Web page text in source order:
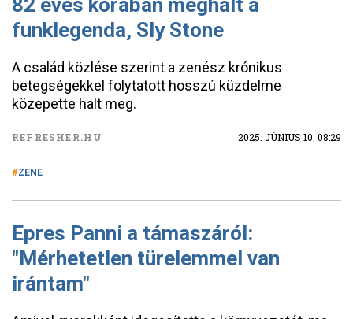
82 éves korában meghalt a
funklegenda, Sly Stone
A család közlése szerint a zenész krónikus
betegségekkel folytatott hosszú küzdelme
közepette halt meg.
REFRESHER.HU 2025. JÚNIUS 10. 08:29
ZENE
Epres Panni a támaszáról:
"Mérhetetlen türelemmel van
irántam"